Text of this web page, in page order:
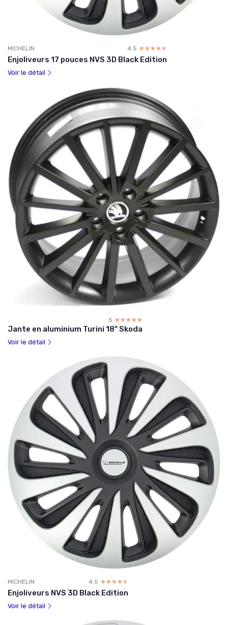
MICHELIN 4.5 ☆☆☆☆☆
★★★★★
Enjoliveurs 17 pouces NVS 3D Black Edition
Voir le détail
5 ☆☆☆☆☆
★★★★★
Jante en aluminium Turini 18" Skoda
Voir le détail
MICHELIN 4.5 ☆☆☆☆☆
★★★★★
Enjoliveurs NVS 3D Black Edition
Voir le détail